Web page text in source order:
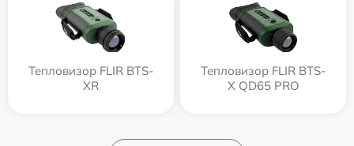
Тепловизор FLIR BTS-
XR
Тепловизор FLIR BTS-
X QD65 PRO